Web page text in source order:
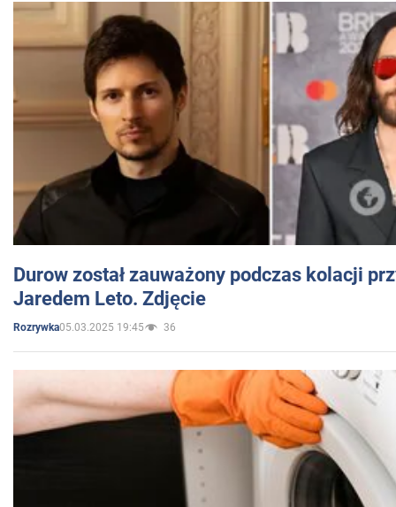
Durow został zauważony podczas kolacji
Jaredem Leto. Zdjęcie
Rozrywka05.03.2025 19:45 36